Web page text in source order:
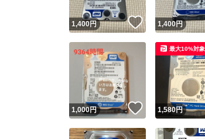
1,400円 いいね！
1,400円
1,000円 いいね！
1,580円
最大10%対象